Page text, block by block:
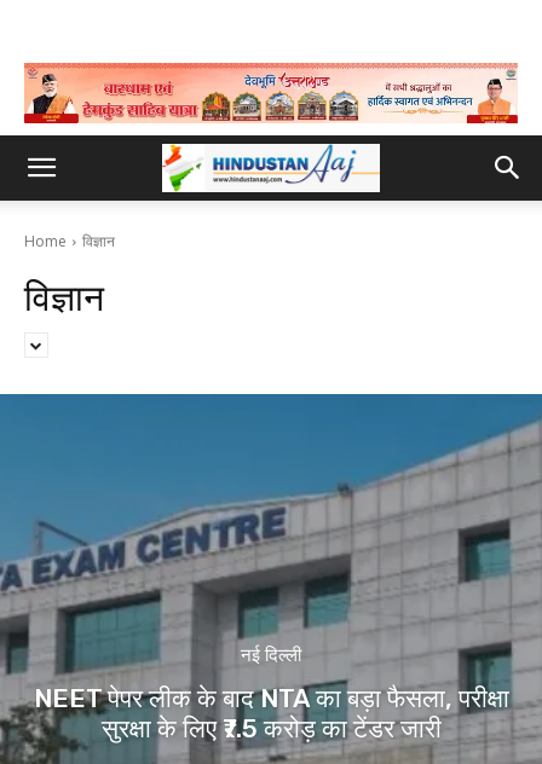
Home विज्ञान
विज्ञान
नई दिल्ली
NEET पेपर लीक के बाद NTA का बड़ा फैसला, परीक्षा
सुरक्षा के लिए ₹7.5 करोड़ का टेंडर जारी